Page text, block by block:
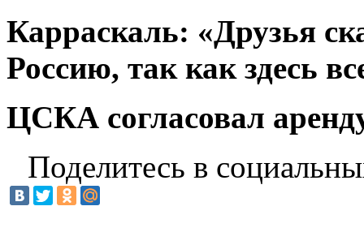
Карраскаль: «Друзья
Россию, так как здесь
ЦСКА согласовал
Поделитесь в